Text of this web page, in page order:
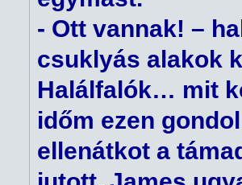
- Ott vannak! –
csuklyás alakok
Halálfalók… mit
időm ezen
ellenátkot a